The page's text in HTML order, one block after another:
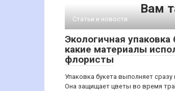
Вам
Статьи и новости
Экологичная упаковка
какие материалы
флористы
Упаковка букета выполняет сразу
Она защищает цветы во время